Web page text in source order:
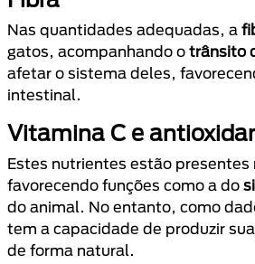
Nas quantidades adequadas, a
gatos, acompanhando o trânsito
afetar o sistema deles,
intestinal.
Vitamina C e
Estes nutrientes estão presentes
favorecendo funções como a do
do animal. No entanto, como
tem a capacidade de produzir
de forma natural.